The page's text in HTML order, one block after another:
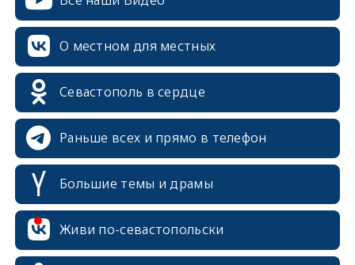
О местном для местных
Севастополь в сердце
Раньше всех и прямо в телефон
Большие темы и драмы
Живи по-севастопольски